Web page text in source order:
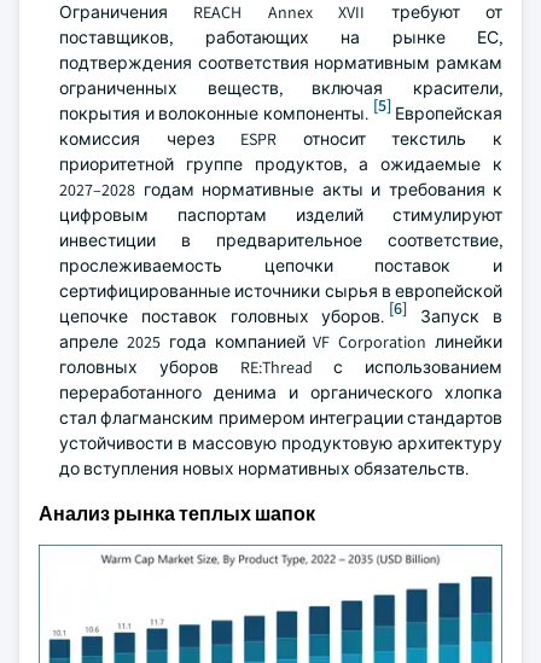
Ограничения REACH Annex XVII требуют от
поставщиков, работающих на рынке ЕС,
подтверждения соответствия нормативным рамкам
ограниченных веществ, включая красители,
покрытия и волоконные компоненты. [5]Европейская
комиссия через ESPR относит текстиль к
приоритетной группе продуктов, а ожидаемые к
2027–2028 годам нормативные акты и требования к
цифровым паспортам изделий стимулируют
инвестиции в предварительное соответствие,
прослеживаемость цепочки поставок и
сертифицированные источники сырья в европейской
цепочке поставок головных уборов. [6] Запуск в
апреле 2025 года компанией VF Corporation линейки
головных уборов RE:Thread с использованием
переработанного денима и органического хлопка
стал флагманским примером интеграции стандартов
устойчивости в массовую продуктовую архитектуру
до вступления новых нормативных обязательств.
Анализ рынка теплых шапок